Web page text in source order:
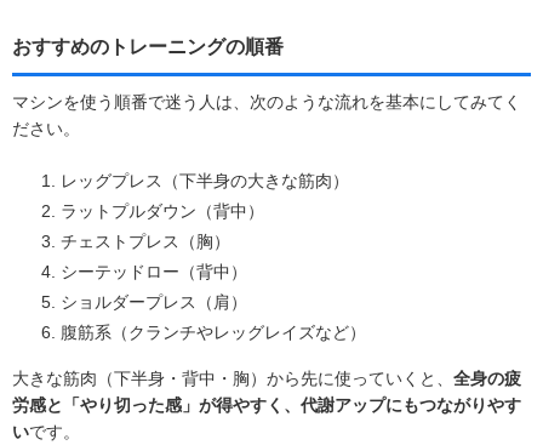
おすすめのトレーニングの順番
マシンを使う順番で迷う人は、次のような流れを基本にしてみてく
ださい。
レッグプレス（下半身の大きな筋肉）
ラットプルダウン（背中）
チェストプレス（胸）
シーテッドロー（背中）
ショルダープレス（肩）
腹筋系（クランチやレッグレイズなど）
大きな筋肉（下半身・背中・胸）から先に使っていくと、 全身の疲
労感と「やり切った感」が得やすく、代謝アップにもつながりやす
いです。